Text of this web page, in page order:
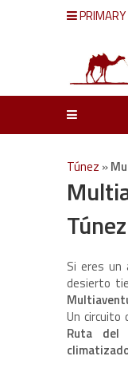
Túnez »
Túnez
Si eres un
desierto
Un circuito
Ruta del